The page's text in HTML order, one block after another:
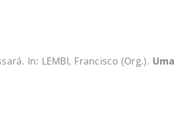
In: LEMBI, Francisco (Org.). Uma